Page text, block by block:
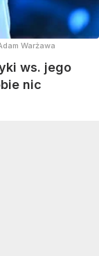
Warżawa
ws. jego
nic